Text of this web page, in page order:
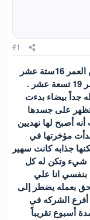
#1
تحكي هذه القصة عن سهير وهي فتاة تبلغ من العمر 16ستة عشر
عاماً مع أخيها الشاب علي والذي يبلغ من العمر 19 تسعة عشر .
جداً بيضاء بدءت
تظهر على جسدها
أصبح لها نهديين
مؤخرتها في
جذابه كانت سهير
شيء وتكن له كل
بنفسي انا علي
بعمله يضطر إلى
أفرع الشركه في
أسبوع تقريباً